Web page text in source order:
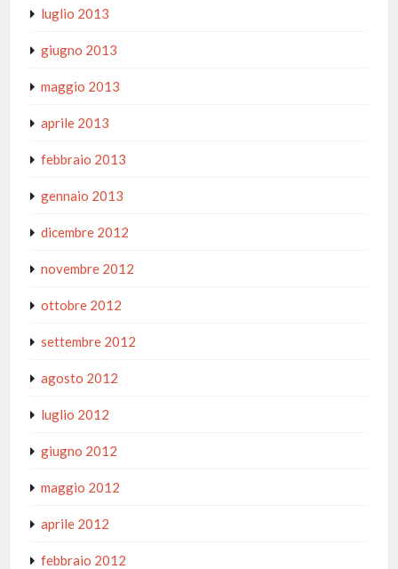
luglio 2013
giugno 2013
maggio 2013
aprile 2013
febbraio 2013
gennaio 2013
dicembre 2012
novembre 2012
ottobre 2012
settembre 2012
agosto 2012
luglio 2012
giugno 2012
maggio 2012
aprile 2012
febbraio 2012